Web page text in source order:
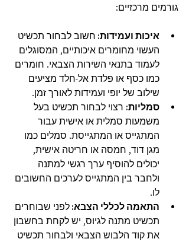
גורמים מרכזיים:
איכות ועמידות: חשוב לבחור תכשיט
העשוי מחומרים איכותיים, המסוגלים
לעמוד בתנאי השירות הצבאי. חומרים
כמו כסף או פלדת אל-חלד מציעים
שילוב של יופי ועמידות לאורך זמן.
סמליות: רצוי לבחור תכשיט בעל
משמעות סמלית או אישית עבור
המתגייס או המתגייסת. סמלים כמו
מגן דוד, חמסה או חריטה אישית,
יכולים להוסיף ערך רגשי למתנה
ולחבר בין המתגייס לערכים החשובים
לו.
התאמה לכללי הצבא: לפני שבוחרים
תכשיט מתנה לגיוס, יש לקחת בחשבון
את קוד הלבוש הצבאי ולבחור תכשיט